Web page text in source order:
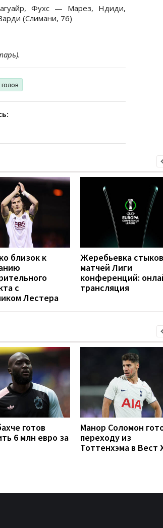
Фухс — Марез, Ндиди,
(Слимани, 76)
близок к
с
Лестера
Жеребьевка
матчей Лиги
конференций:
трансляция
готов
6 млн евро за
Манор Соломон
переходу из
Тоттенхэма в Вест